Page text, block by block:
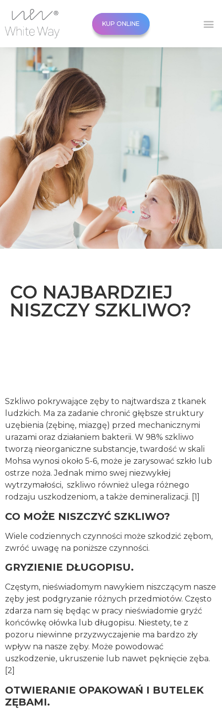
KUP ONLINE
CO NAJBARDZIEJ
NISZCZY SZKLIWO?
Szkliwo pokrywające zęby to najtwardsza z tkanek
ludzkich. Ma za zadanie chronić głębsze struktury
uzębienia (zębinę, miazgę) przed mechanicznymi
urazami oraz działaniem bakterii. W 98% szkliwo
tworzą nieorganiczne substancje, twardość w skali
Mohsa wynosi około 5-6, może je zarysować szkło lub
ostrze noża. Jednak mimo swej niezwykłej
wytrzymałości, szkliwo również ulega różnego
rodzaju uszkodzeniom, a także demineralizacji. [1]
CO MOŻE NISZCZYĆ SZKLIWO?
Wiele codziennych czynności może szkodzić zębom,
zwróć uwagę na poniższe czynności.
GRYZIENIE DŁUGOPISU.
Częstym, nieświadomym nawykiem niszczącym nasze
zęby jest podgryzanie różnych przedmiotów. Często
zdarza nam się będąc w pracy nieświadomie gryźć
końcówkę ołówka lub długopisu. Niestety, te z
pozoru niewinne przyzwyczajenie ma bardzo zły
wpływ na nasze zęby. Może powodować
uszkodzenie, ukruszenie lub nawet pęknięcie zęba.
[2]
OTWIERANIE OPAKOWAŃ I BUTELEK
ZĘBAMI.